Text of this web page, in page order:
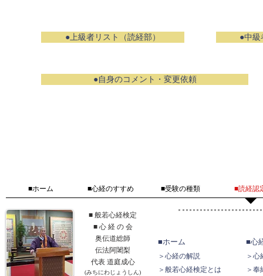
●上級者リスト（読経部） ●中級
●自身のコメント・変更依頼
■ホーム ■心経のすすめ ■受験の種類 ■読経認
■ 般若心経検定
■ 心 経 の 会
奥伝道総師
伝法阿闍梨
​代表 道庭成心
(みちにわじょうしん)
■ホーム
＞心経の解説
＞般若心経検定とは
■心
＞心
＞奉